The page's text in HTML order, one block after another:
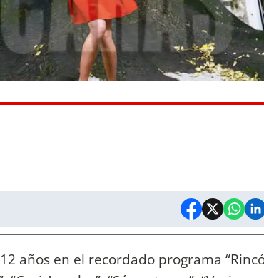
años en el recordado programa